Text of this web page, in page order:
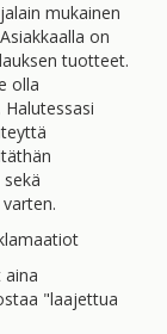
mukainen
on
tuotteet.
olla
aina
"laajettua